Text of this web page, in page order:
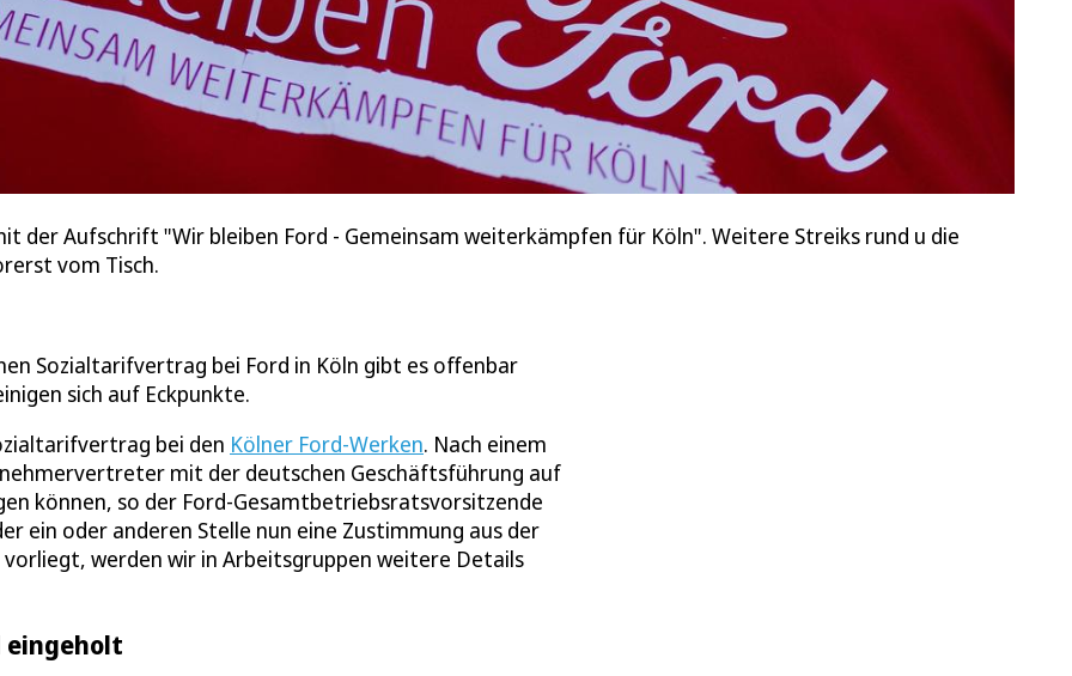
der Aufschrift "Wir bleiben Ford - Gemeinsam weiterkämpfen für Köln". Weitere Streiks rund u die
vom Tisch.
Sozialtarifvertrag bei Ford in Köln gibt es offenbar
sich auf Eckpunkte.
bei den Kölner Ford-Werken. Nach einem
mit der deutschen Geschäftsführung auf
können, so der Ford-Gesamtbetriebsratsvorsitzende
ein oder anderen Stelle nun eine Zustimmung aus der
vorliegt, werden wir in Arbeitsgruppen weitere Details
eingeholt